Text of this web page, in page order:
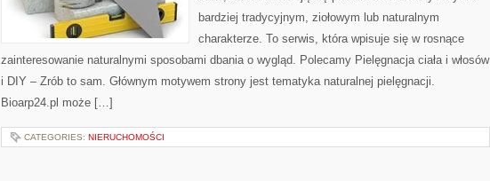
bardziej tradycyjnym, ziołowym lub naturalnym
charakterze. To serwis, która wpisuje się w rosnące
zainteresowanie naturalnymi sposobami dbania o wygląd. Polecamy Pielęgnacja ciała i włosów
i DIY – Zrób to sam. Głównym motywem strony jest tematyka naturalnej pielęgnacji.
Bioarp24.pl może […]
CATEGORIES: NIERUCHOMOŚCI